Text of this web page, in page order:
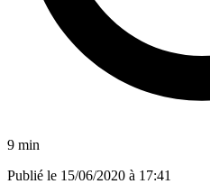
9 min
Publié le 15/06/2020 à 17:41